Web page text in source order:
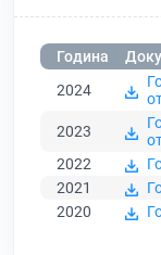
Година
2024
2023
2022
2021
2020